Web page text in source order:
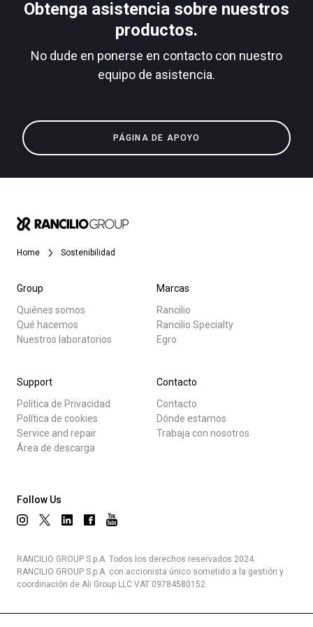
Obtenga asistencia sobre nuestros
productos.
No dude en ponerse en contacto con nuestro
equipo de asistencia.
PÁGINA DE APOYO
Home Sostenibilidad
Group
Quiénes somos
Qué hacemos
Nuestros laboratorios
Marcas
Rancilio
Rancilio Specialty
Egro
Support
Política de Privacidad
Política de cookies
Service and repair
Área de descarga
Contacto
Contacto
Dónde estamos
Trabaja con nosotros
Follow Us
RANCILIO GROUP S.p.A. Todos los derechos reservados 2024.
RANCILIO GROUP S.p.A. con accionista único sometido a la gestión y
coordinación de Ali Group LLC VAT 09784580152
Todos
Más
Política de Privacidad